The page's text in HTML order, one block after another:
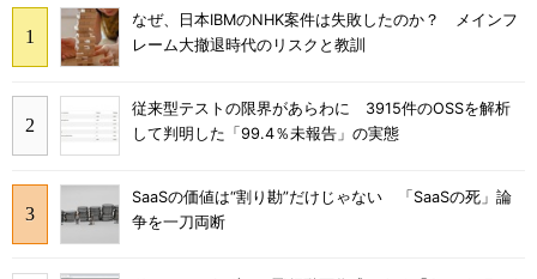
なぜ、日本IBMのNHK案件は失敗したのか？ メインフ
レーム大撤退時代のリスクと教訓
従来型テストの限界があらわに 3915件のOSSを解析
して判明した「99.4％未報告」の実態
SaaSの価値は“割り勘”だけじゃない 「SaaSの死」論
争を一刀両断